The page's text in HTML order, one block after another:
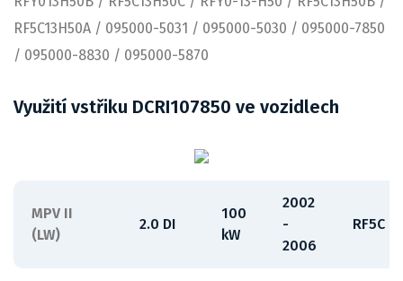
RF5C13H50A / 095000-5031 / 095000-5030 / 095000-7850
/ 095000-8830 / 095000-5870
Využití vstřiku DCRI107850 ve vozidlech
MPV II
(LW)
2.0 DI
100
kW
2002
-
2006
RF5C